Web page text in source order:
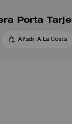
Añadir A La Cesta